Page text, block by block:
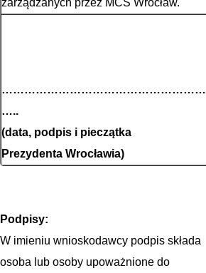
zarządzanych przez MCS Wrocław.
………………………………………………
…..
(data, podpis i pieczątka
Prezydenta Wrocławia)
Podpisy:
W imieniu wnioskodawcy podpis składa
osoba lub osoby upoważnione do